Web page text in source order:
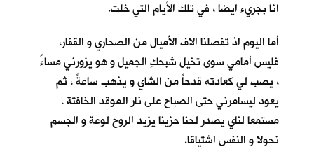
انا بجريء ايضا ، في تلك الأيام التي خلت.
أما اليوم اذ تفصلنا الاف الأميال من الصحاري و القفار،
فليس أمامي سوى تخيل شبحكِ الجميل و هو يزورني مساءً
، يصب لي كعادته قدحاً من الشاي و يذهب ساعةً ، ثم
يعود ليسامرني حتى الصباح على نار الموقد الخافتة ،
مستمعا لناي يصدر لحنا حزينا يزيد الروح لوعة و الجسم
نحولا و النفس اشتياقا.